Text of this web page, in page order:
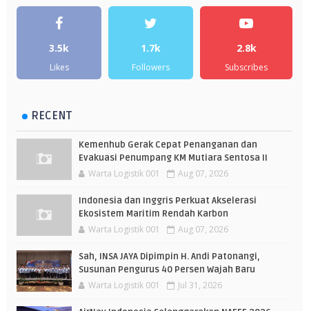
3.5k
Likes
1.7k
Followers
2.8k
Subscribes
RECENT
Kemenhub Gerak Cepat Penanganan dan
Evakuasi Penumpang KM Mutiara Sentosa II
Warta Logistik 001 Aug 07, 2026
Indonesia dan Inggris Perkuat Akselerasi
Ekosistem Maritim Rendah Karbon
Warta Logistik 001 Aug 07, 2026
Sah, INSA JAYA Dipimpin H. Andi Patonangi,
Susunan Pengurus 40 Persen Wajah Baru
Warta Logistik 001 Jul 31, 2026